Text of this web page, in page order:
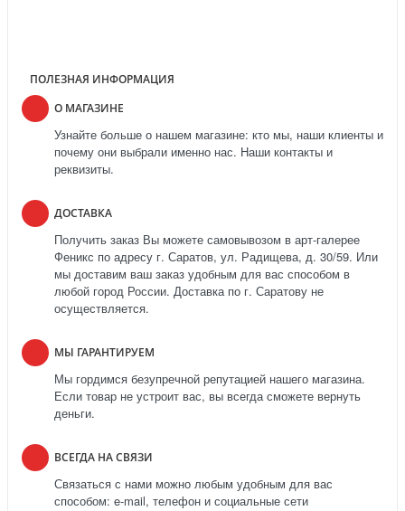
ПОЛЕЗНАЯ ИНФОРМАЦИЯ
О МАГАЗИНЕ
Узнайте больше о нашем магазине: кто мы, наши клиенты и
почему они выбрали именно нас. Наши контакты и
реквизиты.
ДОСТАВКА
Получить заказ Вы можете самовывозом в арт-галерее
Феникс по адресу г. Саратов, ул. Радищева, д. 30/59. Или
мы доставим ваш заказ удобным для вас способом в
любой город России. Доставка по г. Саратову не
осуществляется.
МЫ ГАРАНТИРУЕМ
Мы гордимся безупречной репутацией нашего магазина.
Если товар не устроит вас, вы всегда сможете вернуть
деньги.
ВСЕГДА НА СВЯЗИ
Связаться с нами можно любым удобным для вас
способом: e-mail, телефон и социальные сети